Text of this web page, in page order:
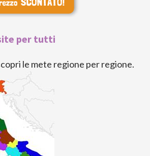
per tutti
le mete regione per regione.